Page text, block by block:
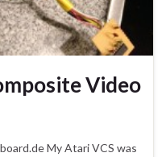
Video
My Atari VCS was